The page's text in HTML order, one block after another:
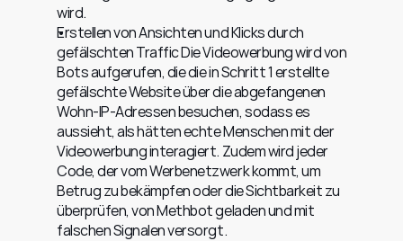
wird.
Erstellen von Ansichten und Klicks durch
gefälschten Traffic Die Videowerbung wird von
Bots aufgerufen, die die in Schritt 1 erstellte
gefälschte Website über die abgefangenen
Wohn-IP-Adressen besuchen, sodass es
aussieht, als hätten echte Menschen mit der
Videowerbung interagiert. Zudem wird jeder
Code, der vom Werbenetzwerk kommt, um
Betrug zu bekämpfen oder die Sichtbarkeit zu
überprüfen, von Methbot geladen und mit
falschen Signalen versorgt.